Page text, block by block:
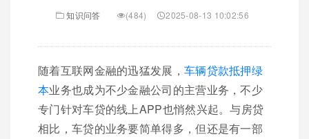
知识问答 (484) 2025-08-13 10:02:56
随着互联网金融的迅猛发展， 车辆贷款抵押绿
本业务也成为不少金融公司的主营业务，不少
专门针对车贷的线上APP也悄然兴起。与房贷
相比，车贷的业务要简单得多，但还是有一部